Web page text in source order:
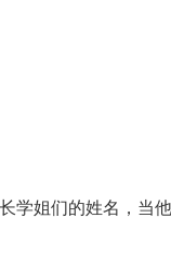
学姐们的姓名，当